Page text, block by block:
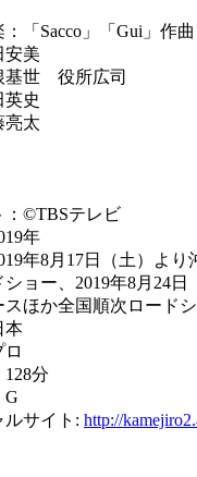
：「Sacco」「Gui」作
安美
基世 役所広司
英史
亮太
：©TBSテレビ
年
年8月17日（土）より
ショー、2019年8月24
スほか全国順次ロード
本
128分
G
ルサイト: http://